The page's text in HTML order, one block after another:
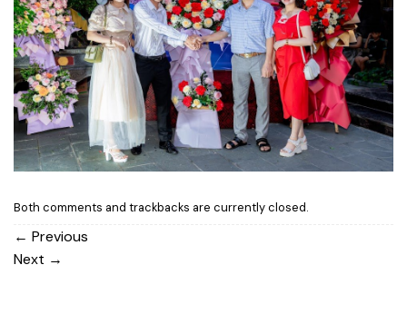
Both comments and trackbacks are currently closed.
← Previous
Next →